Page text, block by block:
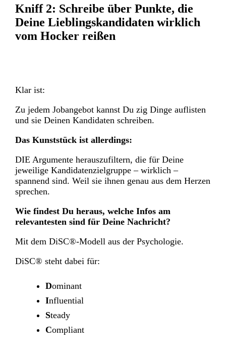
Kniff 2: Schreibe über Punkte, die
Deine Lieblingskandidaten wirklich
vom Hocker reißen
Klar ist:
Zu jedem Jobangebot kannst Du zig Dinge auflisten
und sie Deinen Kandidaten schreiben.
Das Kunststück ist allerdings:
DIE Argumente herauszufiltern, die für Deine
jeweilige Kandidatenzielgruppe – wirklich –
spannend sind. Weil sie ihnen genau aus dem Herzen
sprechen.
Wie findest Du heraus, welche Infos am
relevantesten sind für Deine Nachricht?
Mit dem DiSC®-Modell aus der Psychologie.
DiSC® steht dabei für:
Dominant
Influential
Steady
Compliant